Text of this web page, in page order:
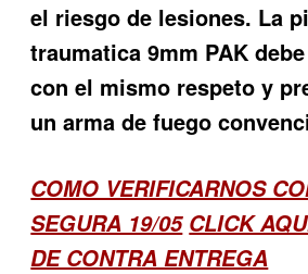
el riesgo de lesiones. La
traumatica 9mm PAK
con el mismo respeto y
un arma de fuego
COMO VERIFICARNOS
SEGURA 19/05 CLICK
DE CONTRA ENTREGA